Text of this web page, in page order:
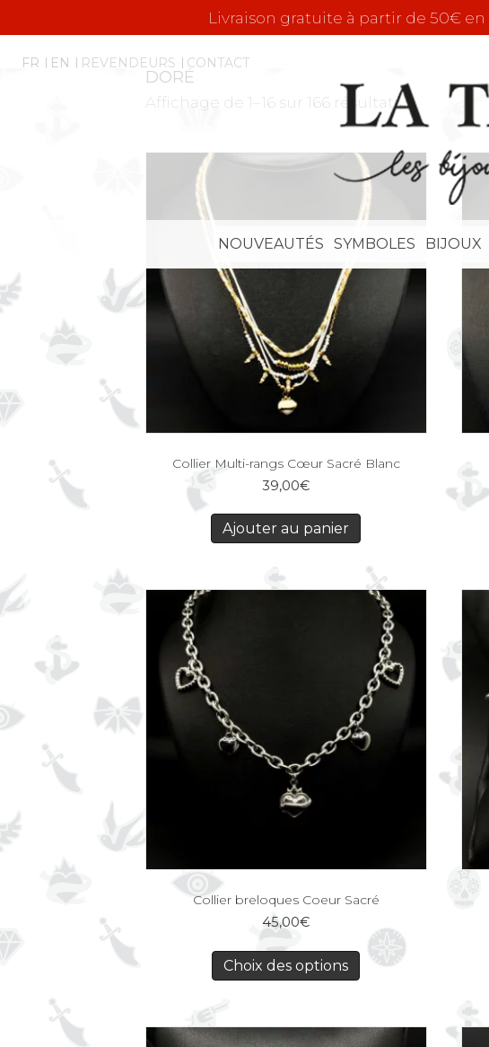
Livraison gratuite à partir de 50€
FR EN REVENDEURS CONTACT
NOUVEAUTÉS SYMBOLES BIJOUX
DORÉ
Affichage de 1–16 sur 166 résultats
Collier Multi-rangs Cœur Sacré Blanc
39,00€
Ajouter au panier
Collier breloques Coeur Sacré
45,00€
Choix des options